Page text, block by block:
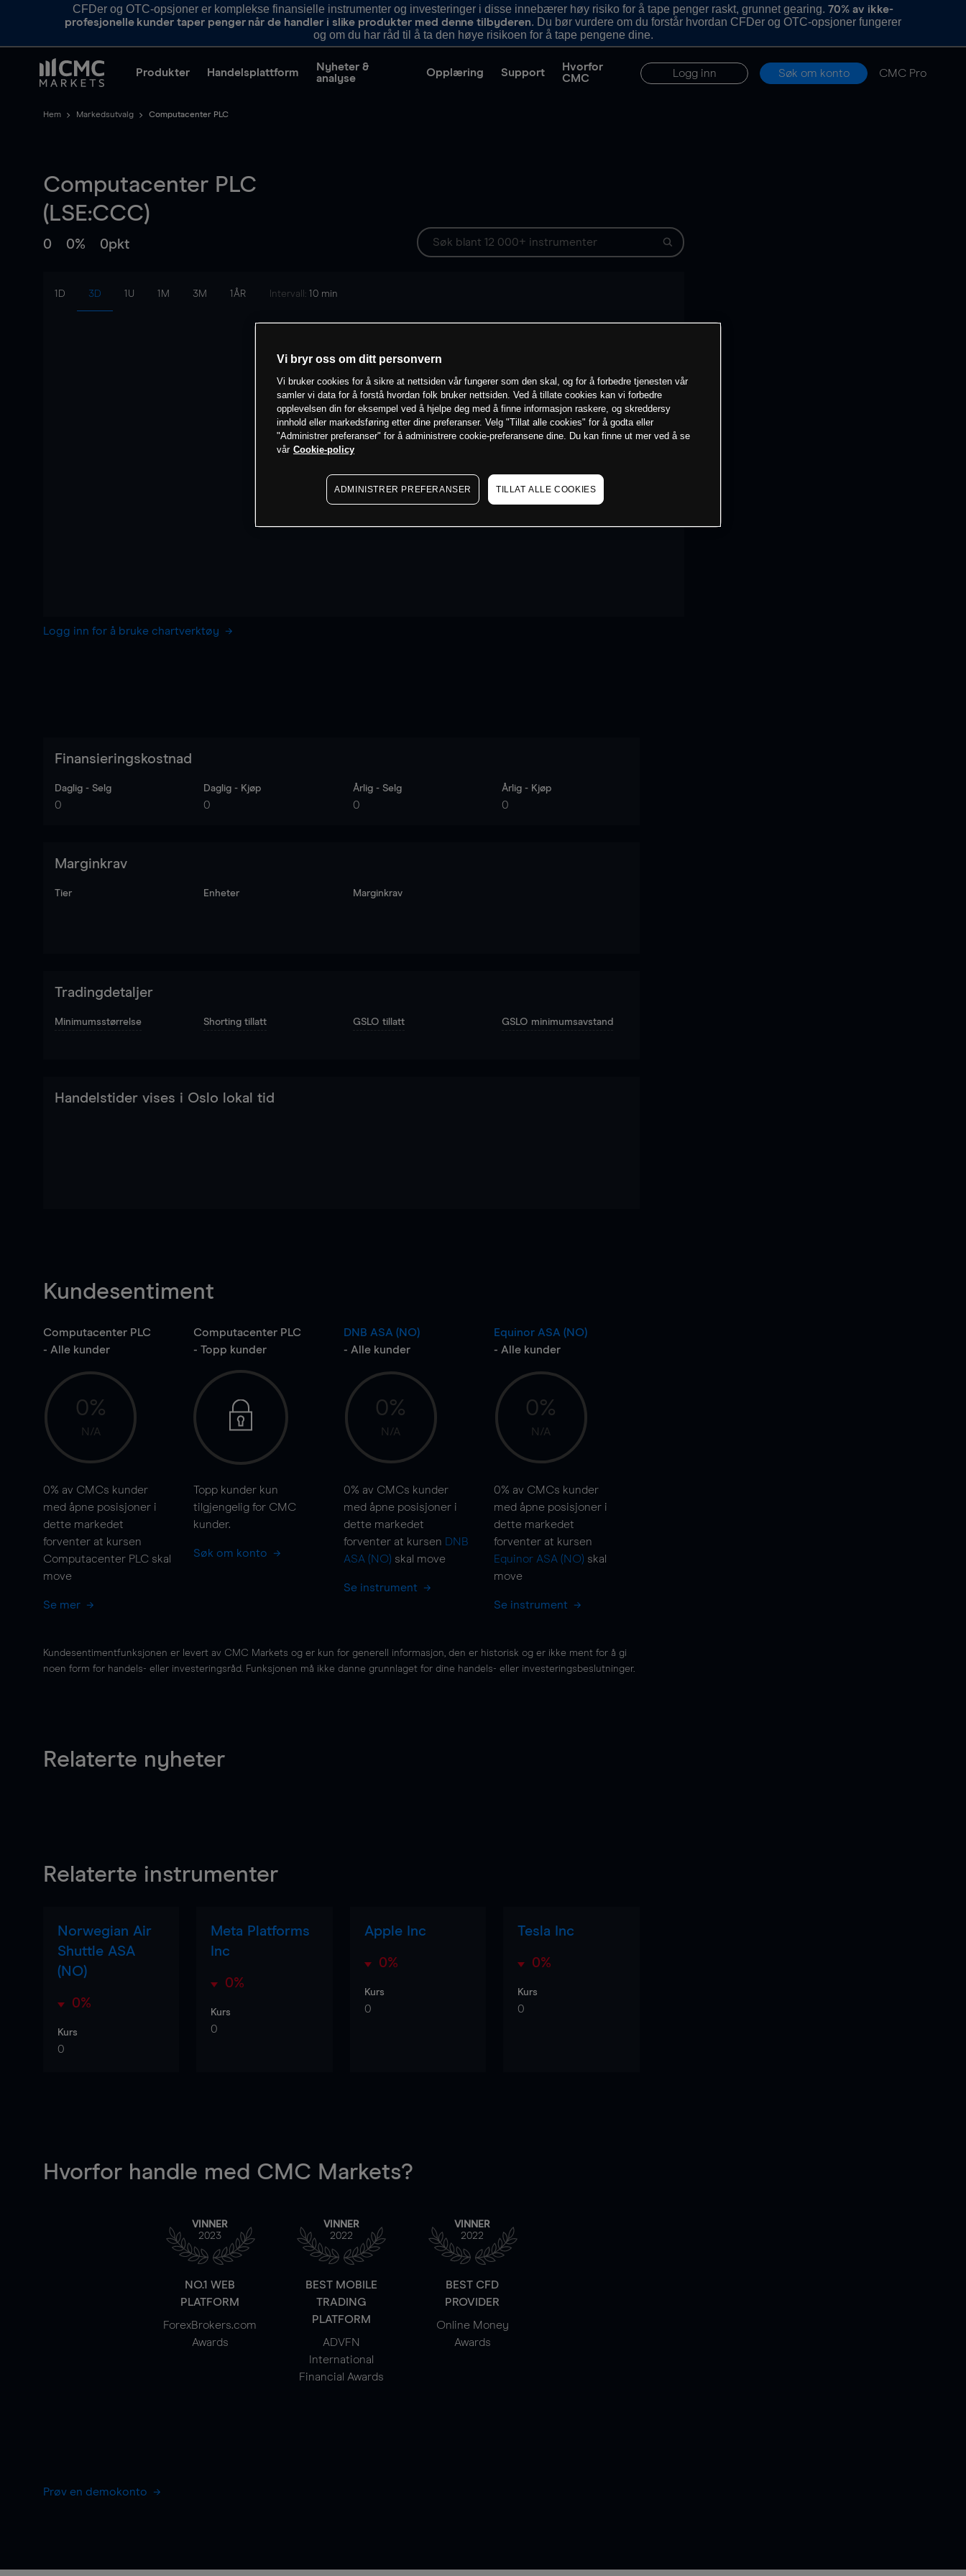
CFDer og OTC-opsjoner er komplekse finansielle instrumenter og investeringer i disse innebærer høy risiko for å tape penger raskt, grunnet gearing.70% av ikke-
profesjonelle kunder taper penger når de handler i slike produkter med denne tilbyderen. Du bør vurdere om du forstår hvordan CFDer og OTC-opsjoner fungerer
og om du har råd til å ta den høye risikoen for å tape pengene dine.
Produkter Handelsplattform
Nyheter &
analyse
Opplæring Support
Hvorfor
CMC
Logg inn Søk om konto CMC Pro
Hem Markedsutvalg Computacenter PLC
Computacenter PLC
(LSE:CCC)
0 0% 0pkt
1D 3D 1U 1M 3M 1ÅR Intervall: 10 min
Logg inn for å bruke chartverktøy
Finansieringskostnad
Daglig - Selg
0
Daglig - Kjøp
0
Årlig - Selg
0
Årlig - Kjøp
0
Marginkrav
Tier Enheter Marginkrav
Tradingdetaljer
Minimumsstørrelse Shorting tillatt GSLO tillatt GSLO minimumsavstand
Handelstider vises i Oslo lokal tid
Kundesentiment
Computacenter PLC
- Alle kunder
0%
N/A
0% av CMCs kunder
med åpne posisjoner i
dette markedet
forventer at kursen
Computacenter PLC skal
move
Se mer
Computacenter PLC
- Topp kunder
Topp kunder kun
tilgjengelig for CMC
kunder.
Søk om konto
DNB ASA (NO)
- Alle kunder
0%
N/A
0% av CMCs kunder
med åpne posisjoner i
dette markedet
forventer at kursen DNB
ASA (NO) skal move
Se instrument
Equinor ASA (NO)
- Alle kunder
0%
N/A
0% av CMCs kunder
med åpne posisjoner i
dette markedet
forventer at kursen
Equinor ASA (NO) skal
move
Se instrument
Kundesentimentfunksjonen er levert av CMC Markets og er kun for generell informasjon, den er historisk og er ikke ment for å gi
noen form for handels- eller investeringsråd. Funksjonen må ikke danne grunnlaget for dine handels- eller investeringsbeslutninger.
Relaterte nyheter
Relaterte instrumenter
Norwegian Air
Shuttle ASA
(NO)
0%
Kurs
0
Meta Platforms
Inc
0%
Kurs
0
Apple Inc
0%
Kurs
0
Tesla Inc
0%
Kurs
0
Hvorfor handle med CMC Markets?
VINNER
2023
NO.1 WEB
PLATFORM
ForexBrokers.com
Awards
VINNER
2022
BEST MOBILE
TRADING
PLATFORM
ADVFN
International
Financial Awards
VINNER
2022
BEST CFD
PROVIDER
Online Money
Awards
Prøv en demokonto
Vi bryr oss om ditt personvern
Vi bruker cookies for å sikre at nettsiden vår fungerer som den skal, og for å forbedre tjenesten vår
samler vi data for å forstå hvordan folk bruker nettsiden. Ved å tillate cookies kan vi forbedre
opplevelsen din for eksempel ved å hjelpe deg med å finne informasjon raskere, og skreddersy
innhold eller markedsføring etter dine preferanser. Velg "Tillat alle cookies" for å godta eller
"Administrer preferanser" for å administrere cookie-preferansene dine. Du kan finne ut mer ved å se
vår Cookie-policy
ADMINISTRER PREFERANSER TILLAT ALLE COOKIES